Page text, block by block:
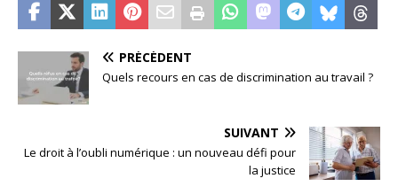
PRÉCÉDENT
Quels recours en cas de discrimination au travail ?
SUIVANT
Le droit à l’oubli numérique : un nouveau défi pour
la justice